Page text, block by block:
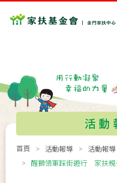
活動
首頁 活動報導
活動報導
醒獅領軍踩街遊行 家扶親